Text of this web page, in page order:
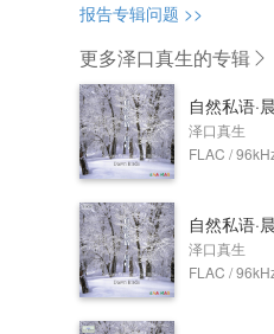
报告专辑问题 >>
更多泽口真生的专辑
自然私语·
泽口真生
FLAC /
自然私语·
泽口真生
FLAC /